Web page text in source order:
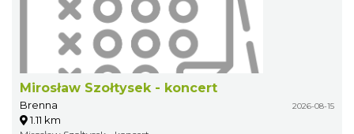
Mirosław Szołtysek - koncert
Brenna 2026-08-15
1.11 km